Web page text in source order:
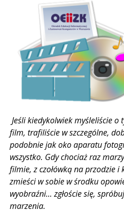
Jeśli kiedykolwiek myśleliście
film, trafiliście w szczególne,
podobnie jak oko aparatu
wszystko. Gdy chociaż raz
filmie, z czołówką na przodzie
zmieści w sobie w środku
wyobraźni... zgłoście się,
marzenia.